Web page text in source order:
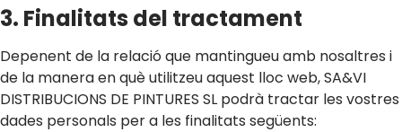
3. Finalitats del tractament
Depenent de la relació que mantingueu amb nosaltres i
de la manera en què utilitzeu aquest lloc web, SA&VI
DISTRIBUCIONS DE PINTURES SL podrà tractar les vostres
dades personals per a les finalitats següents: